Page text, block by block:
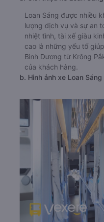
Loan Sáng được nhiều
lượng dịch vụ và sự an
nhiệt tình, tài xế giàu
cao là những yếu tố
Bình Dương từ Krông
của khách hàng.
b. Hình ảnh xe Loan Sáng